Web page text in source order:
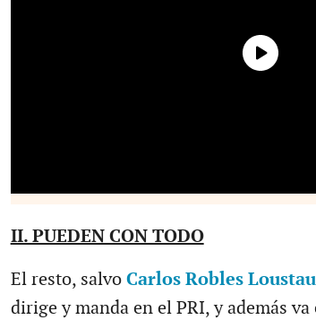
II. PUEDEN CON TODO
El resto, salvo Carlos Robles
dirige y manda en el PRI, y además